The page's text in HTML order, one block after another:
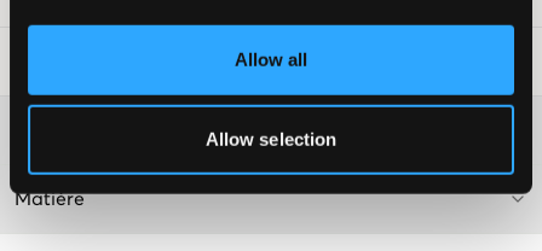
Allow all
Allow selection
Plus d'informations sur les instructions de lavage
Matière